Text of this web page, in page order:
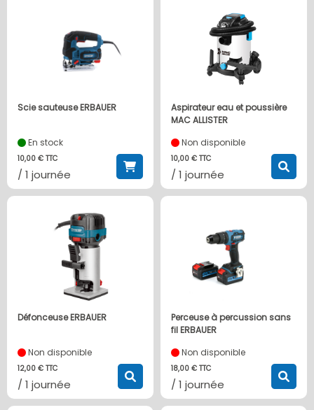
Scie sauteuse ERBAUER
En stock
10,00 € TTC
/ 1 journée
Aspirateur eau et poussière
MAC ALLISTER
Non disponible
10,00 € TTC
/ 1 journée
Défonceuse ERBAUER
Non disponible
12,00 € TTC
/ 1 journée
Perceuse à percussion sans
fil ERBAUER
Non disponible
18,00 € TTC
/ 1 journée